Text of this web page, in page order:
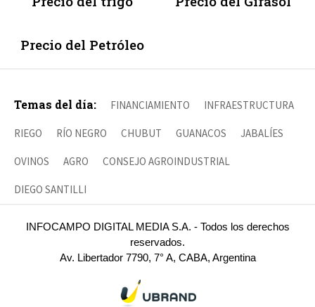
Precio del Petróleo
Temas del día: FINANCIAMIENTO INFRAESTRUCTURA
RIEGO RÍO NEGRO CHUBUT GUANACOS JABALÍES
OVINOS AGRO CONSEJO AGROINDUSTRIAL
DIEGO SANTILLI
INFOCAMPO DIGITAL MEDIA S.A. - Todos los derechos
reservados.
Av. Libertador 7790, 7° A, CABA, Argentina